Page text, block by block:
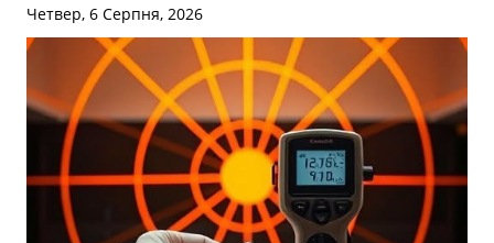
Четвер, 6 Серпня, 2026